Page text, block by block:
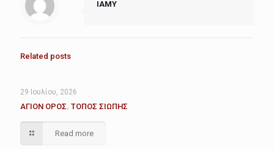
IAMY
Related posts
29 Ιουλίου, 2026
ΑΓΙΟΝ ΟΡΟΣ. ΤΟΠΟΣ ΣΙΩΠΗΣ
Read more